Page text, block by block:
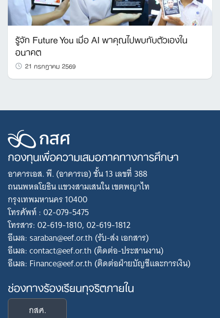
รู้จัก Future You เมื่อ AI พาคุณไปพบกับตัวเองใน
อนาคต
21 กรกฎาคม 2569
กองทุนเพื่อความเสมอภาคทางการศึกษา
อาคารเอส. พี. (อาคารเอ) ชั้น 13 เลขที่ 388
ถนนพหลโยธิน แขวงสามเสนใน เขตพญาไท
กรุงเทพมหานคร 10400
โทรศัพท์ : 02-079-5475
โทรสาร: 02-619-1810, 02-619-1812
อีเมล: saraban@eef.or.th (รับ-ส่ง เอกสาร)
อีเมล: contact@eef.or.th (ติดต่อ-ประสานงาน)
อีเมล: Finance@eef.or.th (ติดต่อฝ่ายบัญชีและการเงิน)
ช่องทางร้องเรียนทุจริตภายใน
กสศ.